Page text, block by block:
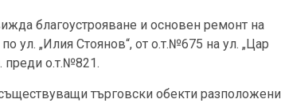
благоустрояване и основен ремонт на
ул. „Илия Стоянов“, от о.т.№675 на ул. „Цар
о.т.№821.
търговски обекти разположени